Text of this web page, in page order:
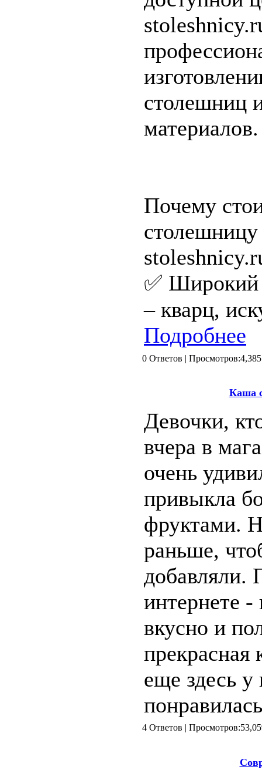
столешниц
материалов.
Почему
✅ Широкий
– кварц,
Подробнее
0 Ответов |
Каша
Девочки,
вчера в
очень
привыкла
фруктами.
раньше,
добавляли.
интернете -
вкусно и
еще здесь у
4 Ответов |